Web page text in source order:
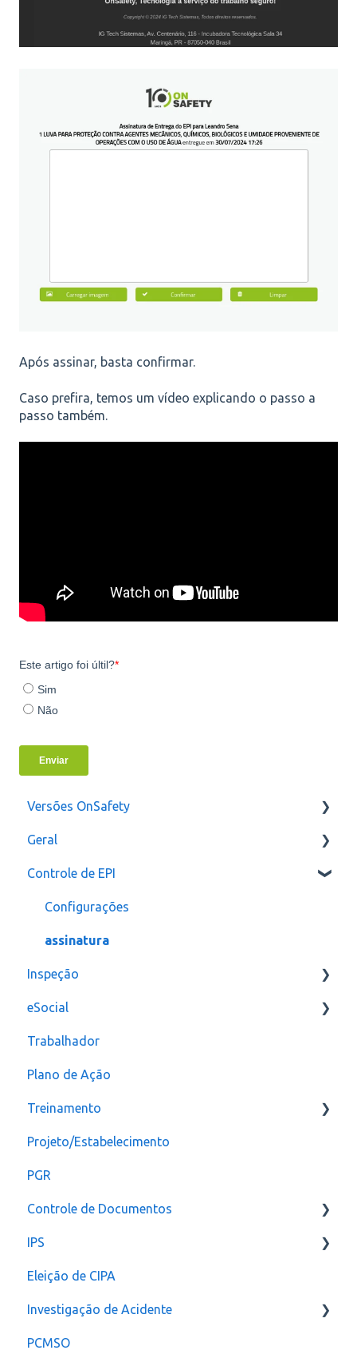
Após assinar, basta confirmar.
Caso prefira, temos um vídeo explicando o passo a
passo também.
Versões OnSafety
Última Versão
Versões anteriores
Geral
Usuários
Controle de EPI
Configurações
assinatura
Inspeção
Relatórios e Indicadores
Inspeção Visual
Plano de ação
Checklist
eSocial
Erros
Criação
CAT
Trabalhador
Plano de Ação
Treinamento
Configuração
Projeto/Estabelecimento
PGR
Controle de Documentos
Notificação
IPS
Configurações
Eleição de CIPA
Investigação de Acidente
Configuração
PCMSO